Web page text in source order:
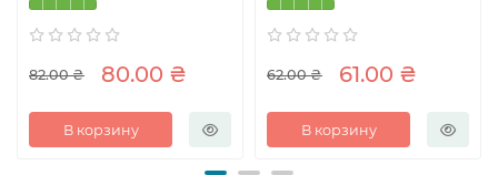
82.00 ₴ 80.00 ₴
В корзину
62.00 ₴ 61.00 ₴
В корзину